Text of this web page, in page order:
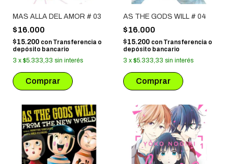
MAS ALLA DEL AMOR # 03
$16.000
$15.200 con Transferencia o
depósito bancario
3 x $5.333,33 sin interés
AS THE GODS WILL # 04
$16.000
$15.200 con Transferencia o
depósito bancario
3 x $5.333,33 sin interés